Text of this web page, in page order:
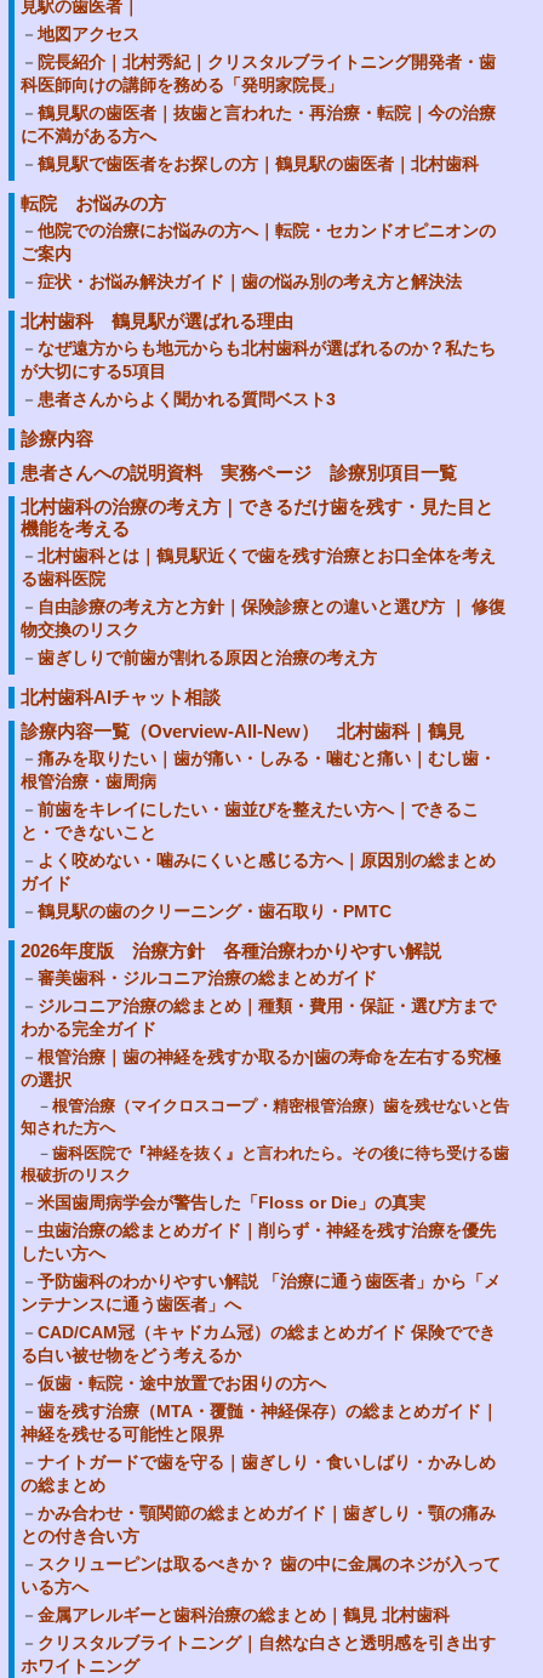
見駅の歯医者｜
地図アクセス
院長紹介｜北村秀紀｜クリスタルブライトニング開発者・歯
科医師向けの講師を務める「発明家院長」
鶴見駅の歯医者｜抜歯と言われた・再治療・転院｜今の治療
に不満がある方へ
鶴見駅で歯医者をお探しの方｜鶴見駅の歯医者｜北村歯科
転院 お悩みの方
他院での治療にお悩みの方へ｜転院・セカンドオピニオンの
ご案内
症状・お悩み解決ガイド｜歯の悩み別の考え方と解決法
北村歯科 鶴見駅が選ばれる理由
なぜ遠方からも地元からも北村歯科が選ばれるのか？私たち
が大切にする5項目
患者さんからよく聞かれる質問ベスト3
診療内容
患者さんへの説明資料 実務ページ 診療別項目一覧
北村歯科の治療の考え方｜できるだけ歯を残す・見た目と
機能を考える
北村歯科とは｜鶴見駅近くで歯を残す治療とお口全体を考え
る歯科医院
自由診療の考え方と方針｜保険診療との違いと選び方 ｜ 修復
物交換のリスク
歯ぎしりで前歯が割れる原因と治療の考え方
北村歯科AIチャット相談
診療内容一覧（Overview-All-New） 北村歯科｜鶴見
痛みを取りたい｜歯が痛い・しみる・噛むと痛い｜むし歯・
根管治療・歯周病
前歯をキレイにしたい・歯並びを整えたい方へ｜できるこ
と・できないこと
よく咬めない・噛みにくいと感じる方へ｜原因別の総まとめ
ガイド
鶴見駅の歯のクリーニング・歯石取り・PMTC
2026年度版 治療方針 各種治療わかりやすい解説
審美歯科・ジルコニア治療の総まとめガイド
ジルコニア治療の総まとめ｜種類・費用・保証・選び方まで
わかる完全ガイド
根管治療｜歯の神経を残すか取るか|歯の寿命を左右する究極
の選択
根管治療（マイクロスコープ・精密根管治療）歯を残せないと告
知された方へ
歯科医院で『神経を抜く』と言われたら。その後に待ち受ける歯
根破折のリスク
米国歯周病学会が警告した「Floss or Die」の真実
虫歯治療の総まとめガイド｜削らず・神経を残す治療を優先
したい方へ
予防歯科のわかりやすい解説 「治療に通う歯医者」から「メ
ンテナンスに通う歯医者」へ
CAD/CAM冠（キャドカム冠）の総まとめガイド 保険ででき
る白い被せ物をどう考えるか
仮歯・転院・途中放置でお困りの方へ
歯を残す治療（MTA・覆髄・神経保存）の総まとめガイド｜
神経を残せる可能性と限界
ナイトガードで歯を守る｜歯ぎしり・食いしばり・かみしめ
の総まとめ
かみ合わせ・顎関節の総まとめガイド｜歯ぎしり・顎の痛み
との付き合い方
スクリューピンは取るべきか？ 歯の中に金属のネジが入って
いる方へ
金属アレルギーと歯科治療の総まとめ｜鶴見 北村歯科
クリスタルブライトニング｜自然な白さと透明感を引き出す
ホワイトニング